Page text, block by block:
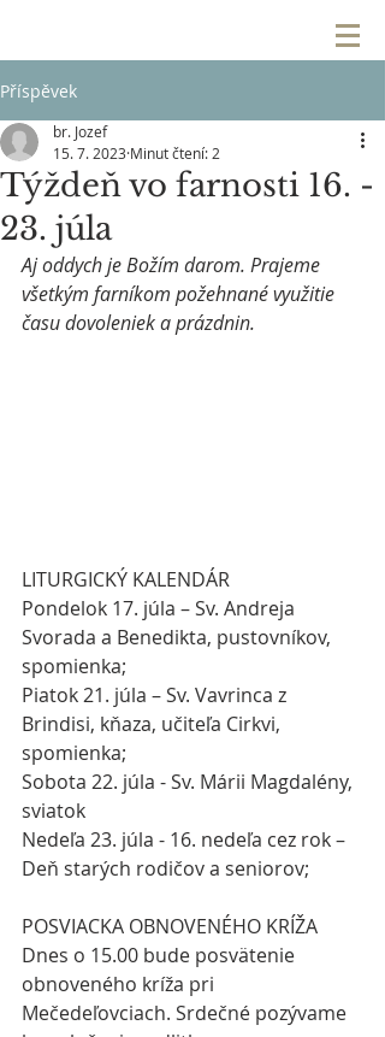
Příspěvek
Týždeň vo farnosti 16. -
23. júla
br. Jozef
15. 7. 2023 Minut čtení: 2
Aj oddych je Božím darom. Prajeme
všetkým farníkom požehnané využitie
času dovoleniek a prázdnin.
LITURGICKÝ KALENDÁR
Pondelok 17. júla – Sv. Andreja
Svorada a Benedikta, pustovníkov,
spomienka;
Piatok 21. júla – Sv. Vavrinca z
Brindisi, kňaza, učiteľa Cirkvi,
spomienka;
Sobota 22. júla - Sv. Márii Magdalény,
sviatok
Nedeľa 23. júla - 16. nedeľa cez rok –
Deň starých rodičov a seniorov;
POSVIACKA OBNOVENÉHO KRÍŽA
Dnes o 15.00 bude posvätenie
obnoveného kríža pri
Mečedeľovciach. Srdečné pozývame